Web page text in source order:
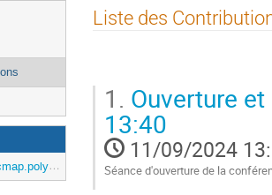
Liste des
1. Ouverture
13:40
11/09/2024
Séance d'ouverture de la